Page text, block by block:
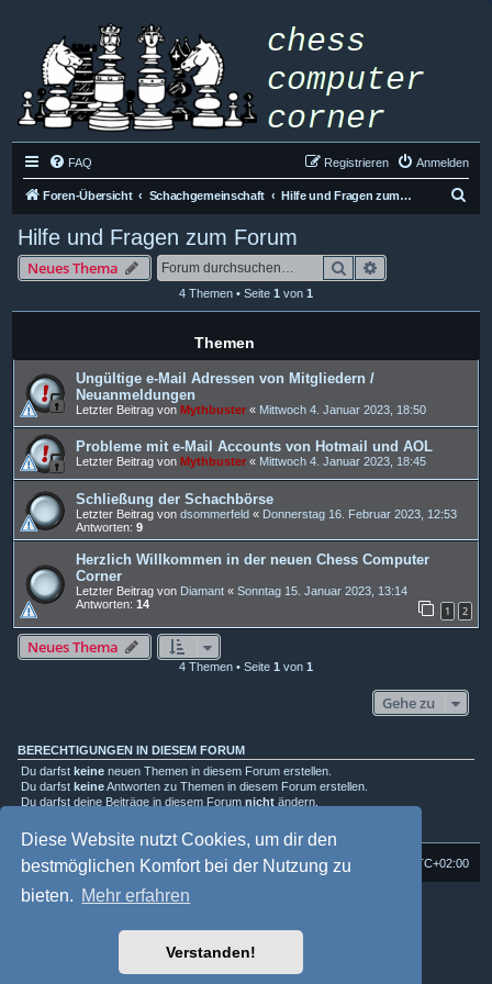
Diese Website nutzt Cookies, um dir den
bestmöglichen Komfort bei der Nutzung zu
bieten. Mehr erfahren
Verstanden!
FAQ Anmelden
Registrieren
Foren-Übersicht Schachgemeinschaft Hilfe und Fragen zum Forum
Hilfe und Fragen zum Forum
Neues Thema Suche
4 Themen • Seite 1 von 1
Themen
Ungültige e-Mail Adressen von Mitgliedern /
Neuanmeldungen
Letzter Beitrag von Mythbuster « Mittwoch 4. Januar 2023, 18:50
Probleme mit e-Mail Accounts von Hotmail und AOL
Letzter Beitrag von Mythbuster « Mittwoch 4. Januar 2023, 18:45
Schließung der Schachbörse
Letzter Beitrag von dsommerfeld « Donnerstag 16. Februar 2023, 12:53
Antworten: 9
Herzlich Willkommen in der neuen Chess Computer
Corner
Letzter Beitrag von Diamant « Sonntag 15. Januar 2023, 13:14
Antworten: 14 1 2
Neues Thema
4 Themen • Seite 1 von 1
Gehe zu
BERECHTIGUNGEN IN DIESEM FORUM
Du darfst keine neuen Themen in diesem Forum erstellen.
Du darfst keineAntworten zu Themen in diesem Forum erstellen.
Du darfst deine Beiträge in diesem Forum nicht ändern.
Du darfstkeine Dateianhänge in diesem Forum erstellen.
Foren-Übersicht Alle Zeiten sind UTC+02:00
Alle Cookies löschen
Powered byphpBB
Style: Multi Design by Joyce&Luna
phpBB-Style-Design
phpBB Two Factor Authentication ©
Datenschutz|Nutzungsbedingungen